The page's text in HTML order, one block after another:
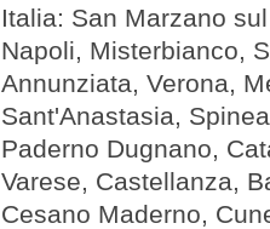
Italia: San Marzano
Napoli, Misterbianco,
Annunziata, Verona,
Sant'Anastasia,
Paderno Dugnano,
Varese, Castellanza,
Cesano Maderno,